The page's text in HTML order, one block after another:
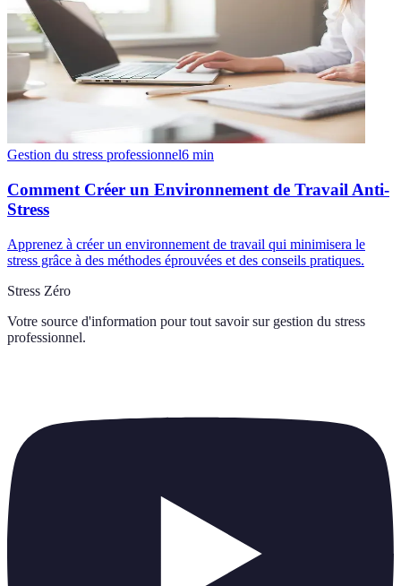
Gestion du stress professionnel6 min
Comment Créer un Environnement de Travail Anti-
Stress
Apprenez à créer un environnement de travail qui minimisera le
stress grâce à des méthodes éprouvées et des conseils pratiques.
Stress Zéro
Votre source d'information pour tout savoir sur gestion du stress
professionnel.